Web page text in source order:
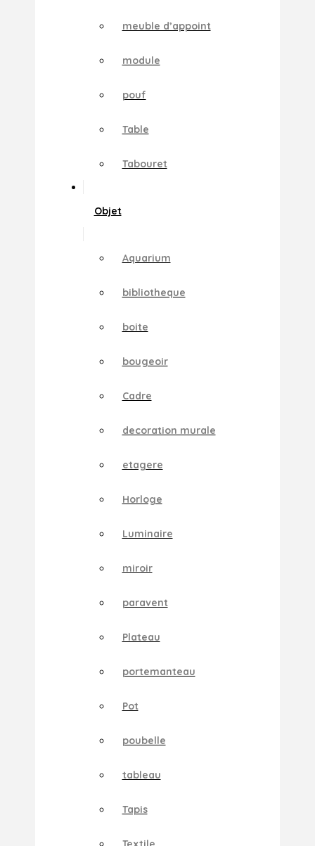
meuble d’appoint
module
pouf
Table
Tabouret
Objet
Aquarium
bibliotheque
boite
bougeoir
Cadre
decoration murale
etagere
Horloge
Luminaire
miroir
paravent
Plateau
portemanteau
Pot
poubelle
tableau
Tapis